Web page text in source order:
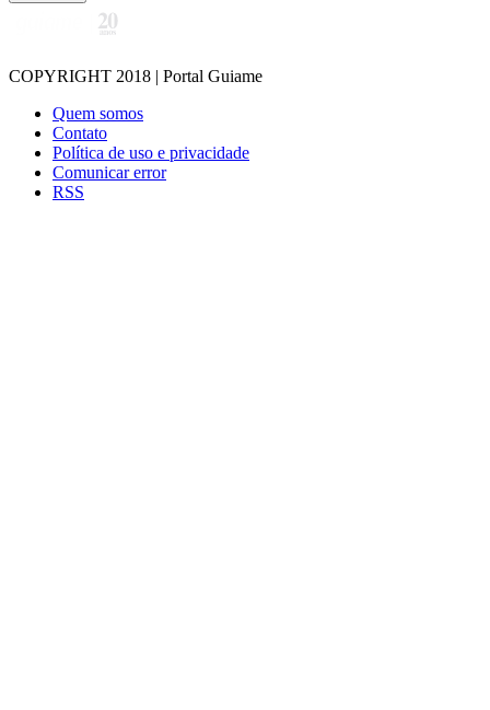
COPYRIGHT 2018 | Portal Guiame
Quem somos
Contato
Política de uso e privacidade
Comunicar error
RSS